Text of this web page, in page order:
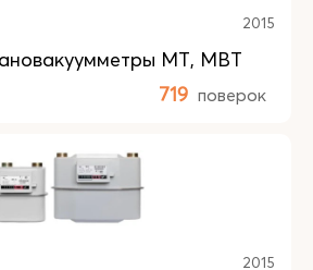
2015
МТ, МВТ
719 поверок
2015